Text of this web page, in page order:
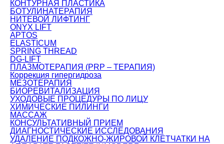
КОНТУРНАЯ ПЛАСТИКА
БОТУЛИНАТЕРАПИЯ
НИТЕВОЙ ЛИФТИНГ
ONYX LIFT
APTOS
ELASTICUM
SPRING THREAD
DG-LIFT
ПЛАЗМОТЕРАПИЯ (PRP – ТЕРАПИЯ)
Коррекция гипергидроза
МЕЗОТЕРАПИЯ
БИОРЕВИТАЛИЗАЦИЯ
УХОДОВЫЕ ПРОЦЕДУРЫ ПО ЛИЦУ
ХИМИЧЕСКИЕ ПИЛИНГИ
МАССАЖ
КОНСУЛЬТАТИВНЫЙ ПРИЕМ
ДИАГНОСТИЧЕСКИЕ ИССЛЕДОВАНИЯ
УДАЛЕНИЕ ПОДКОЖНО-ЖИРОВОЙ КЛЕТЧАТКИ НА